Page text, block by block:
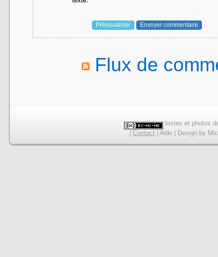
Flux de
textes et photos
| Contact | Aide | Design by